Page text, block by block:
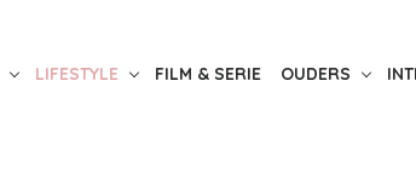
LIFESTYLE FILM & SERIE OUDERS